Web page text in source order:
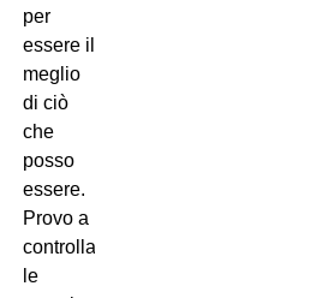
per
essere il
meglio
di ciò
che
posso
essere.
Provo a
controllare
le